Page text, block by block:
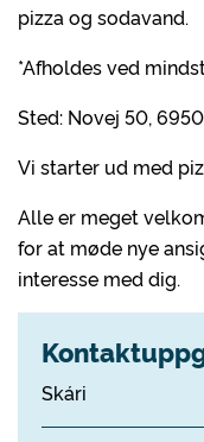
pizza og sodavand.
*Afholdes ved
Sted: Novej 50,
Vi starter ud med
Alle er meget
for at møde nye
interesse med dig.
Skári